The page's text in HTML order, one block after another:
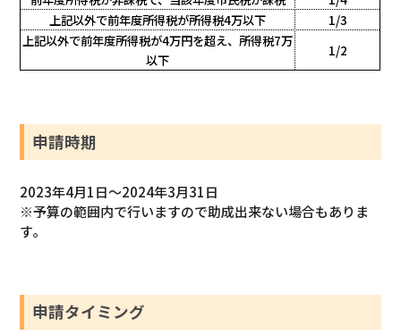
上記以外で前年度所得税が所得税4万以下
1/3
上記以外で前年度所得税が4万円を超え、所得税7万
以下
1/2
申請時期
2023年4月1日～2024年3月31日
※予算の範囲内で行いますので助成出来ない場合もありま
す。
申請タイミング